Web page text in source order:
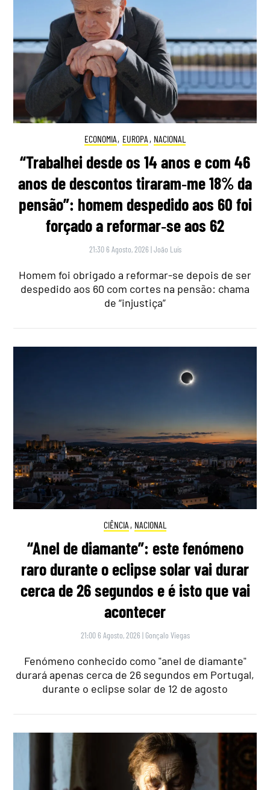
ECONOMIA, EUROPA , NACIONAL
“Trabalhei desde os 14 anos e com 46
anos de descontos tiraram‑me 18% da
pensão”: homem despedido aos 60 foi
forçado a reformar‑se aos 62
21:30 6 Agosto, 2026 |João Luís
Homem foi obrigado a reformar-se depois de ser
despedido aos 60 com cortes na pensão: chama
de “injustiça”
CIÊNCIA , NACIONAL
“Anel de diamante”: este fenómeno
raro durante o eclipse solar vai durar
cerca de 26 segundos e é isto que vai
acontecer
21:00 6 Agosto, 2026 | Gonçalo Viegas
Fenómeno conhecido como "anel de diamante"
durará apenas cerca de 26 segundos em Portugal,
durante o eclipse solar de 12 de agosto